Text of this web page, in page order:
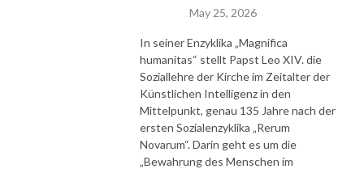
May 25, 2026
In seiner Enzyklika „Magnifica
humanitas“ stellt Papst Leo XIV. die
Soziallehre der Kirche im Zeitalter der
Künstlichen Intelligenz in den
Mittelpunkt, genau 135 Jahre nach der
ersten Sozialenzyklika „Rerum
Novarum“.Darin geht es um die
„Bewahrung des Menschen im